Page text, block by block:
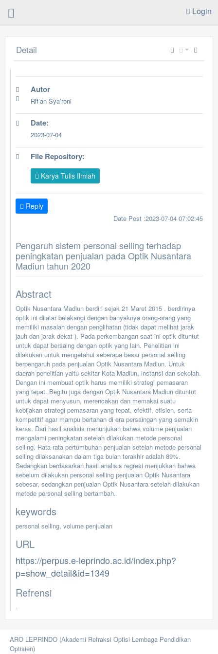
Login
Detail
Autor
Rif’an Sya’roni
Date:
2023-07-04
File Repository:
Karya Tulis Ilmiah
Reply
Date Post :2023-07-04 07:02:45
Pengaruh sistem personal selling terhadap
peningkatan penjualan pada Optik Nusantara
Madiun tahun 2020
Abstract
Optik Nusantara Madiun berdiri sejak 21 Maret 2015 . berdirinya
optik ini dilatar belakangi dengan banyaknya orang-orang yang
memiliki masalah dengan penglihatan (tidak dapat melihat jarak
jauh dan jarak dekat ). Pada perkembangan saat ini optik dituntut
untuk dapat bersaing dengan optik yang lain. Penelitian ini
dilakukan untuk mengetahui seberapa besar personal selling
berpengaruh pada penjualan Optik Nusantara Madiun. Untuk
daerah penelitian yaitu sekitar Kota Madiun, instansi dan sekolah.
Dengan ini membuat optik harus memiliki strategi pemasaran
yang tepat. Begitu juga dengan Optik Nusantara Madiun dituntut
untuk dapat menyusun, merencakan dan memakai suatu
kebijakan strategi pemasaran yang tepat, efektif, efisien, serta
kompetitif agar mampu bertahan di era persaingan yang semakin
keras. Dari hasil analisis menunjukan bahwa volume penjualan
mengalami peningkatan setelah dilakukan metode personal
selling. Rata-rata pertumbuhan penjualan setelah metode personal
selling dilaksanakan dalam tiga bulan terakhir adalah 89%.
Sedangkan berdasarkan hasil analisis regresi menjukkan bahwa
sebelum dilakukan personal selling penjualan Optik Nusantara
sebesar, sedangkan penjualan Optik Nusantara setelah dilakukan
metode personal selling bertambah.
keywords
personal selling, volume penjualan
URL
https://perpus.e-leprindo.ac.id/index.php?
p=show_detail&id=1349
Refrensi
-
ARO LEPRINDO (Akademi Refraksi Optisi Lembaga Pendidikan
Optisien)